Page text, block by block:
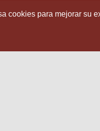
cookies para mejorar su